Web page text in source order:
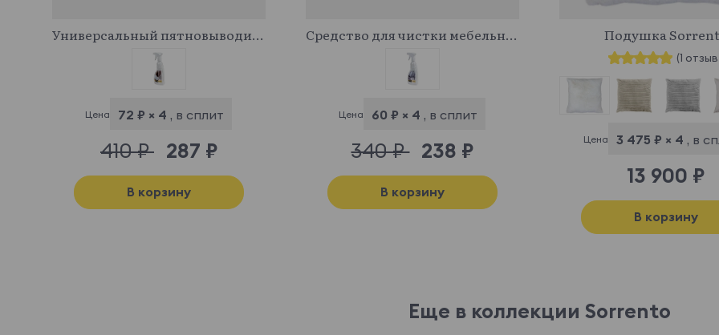
Универсальный пятновыводитель
Цена 72 ₽ × 4, в сплит
410 ₽ 287 ₽
В корзину
Средство для чистки мебельных тканей
Цена 60 ₽ × 4, в сплит
340 ₽ 238 ₽
В корзину
Подушка
613676
(1
Цена 3 475 ₽ × 4 , в
13 900 ₽
В корзину
Еще в коллекции Sorrento